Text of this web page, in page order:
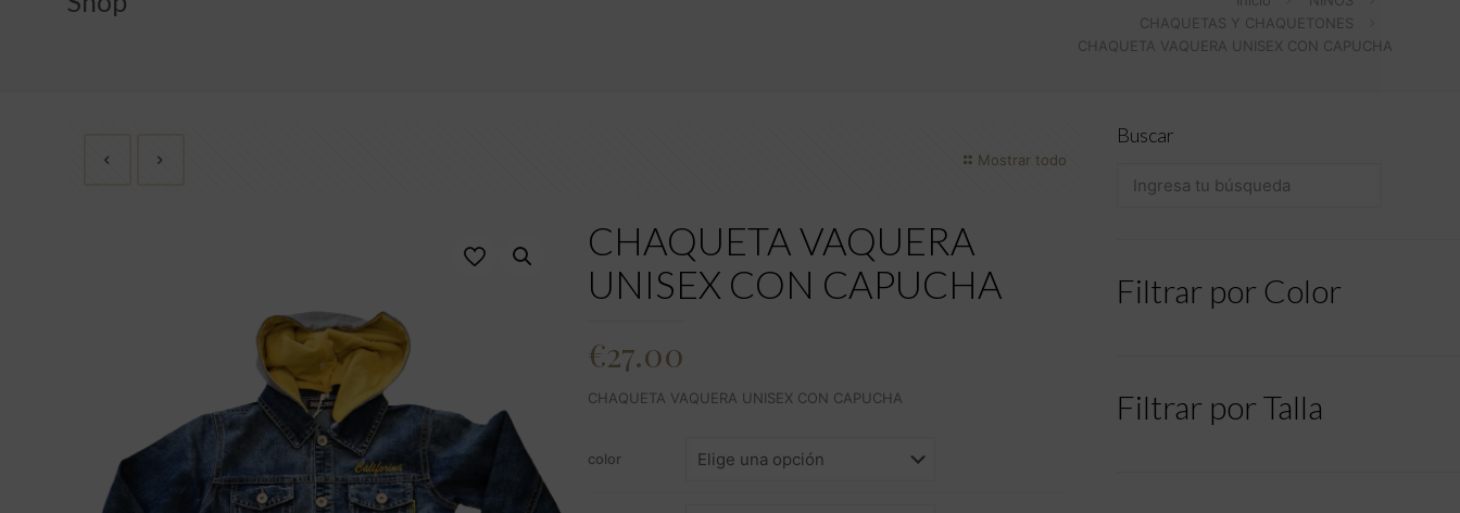
CHAQUETAS Y CHAQUETONES
CHAQUETA VAQUERA UNISEX CON CAPUCHA
Mostrar todo
CHAQUETA VAQUERA
UNISEX CON CAPUCHA
€27.00
CHAQUETA VAQUERA UNISEX CON CAPUCHA
color
Buscar
Filtrar por Color
Filtrar por Talla